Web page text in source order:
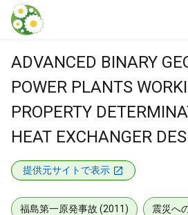
本文に飛ぶ
ADVANCED BINARY
POWER PLANTS
PROPERTY
HEAT EXCHANGER
提供元サイトで表示
福島第一原発事故 (2011) 震災へ